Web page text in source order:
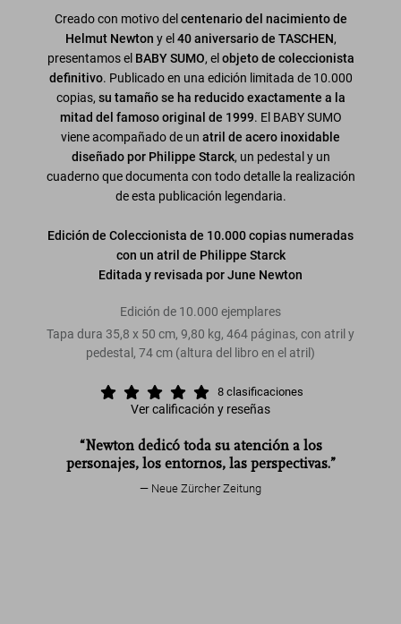
Creado con motivo del centenario del nacimiento de
Helmut Newton y el 40 aniversario de TASCHEN,
presentamos el BABY SUMO, el objeto de coleccionista
definitivo. Publicado en una edición limitada de 10.000
copias, su tamaño se ha reducido exactamente a la
mitad del famoso original de 1999. El BABY SUMO
viene acompañado de un atril de acero inoxidable
diseñado por Philippe Starck, un pedestal y un
cuaderno que documenta con todo detalle la realización
de esta publicación legendaria.
Edición de Coleccionista de 10.000 copias numeradas
con un atril de Philippe Starck
Editada y revisada por June Newton
Edición de 10.000 ejemplares
Tapa dura 35,8 x 50 cm, 9,80 kg, 464 páginas, con atril y
pedestal, 74 cm (altura del libro en el atril)
8 clasificaciones
Ver calificación y reseñas
“Newton dedicó toda su atención a los
personajes, los entornos, las perspectivas.”
Neue Zürcher Zeitung